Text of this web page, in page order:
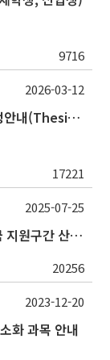
9716
2026학년도 1학기 석 · 박사 논문심사 일정안내(Thesis Defense Schedules)
17221
2026-03-12
[장학금 신청자 필독] 한국장학재단 학자금 지원구간 산정 권고
20256
2025-07-25
화 과목 안내
2023-12-20